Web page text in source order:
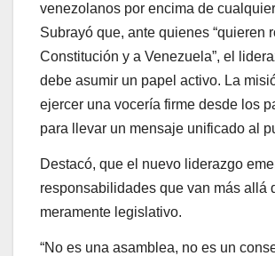
venezolanos por encima de
Subrayó que, ante quienes “quieren
Constitución y a Venezuela”, el
debe asumir un papel activo. La
ejercer una vocería firme desde los
para llevar un mensaje unificado al
Destacó, que el nuevo liderazgo
responsabilidades que van más allá
meramente legislativo.
“No es una asamblea, no es un